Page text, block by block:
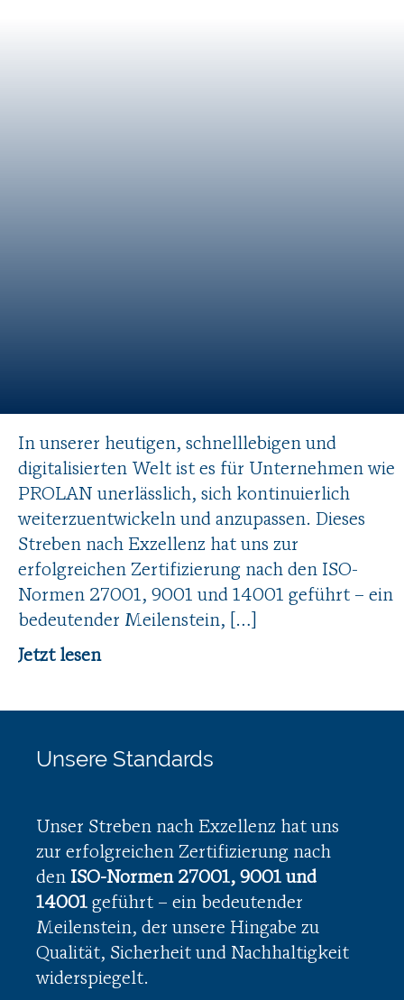
In unserer heutigen, schnelllebigen und
digitalisierten Welt ist es für Unternehmen wie
PROLAN unerlässlich, sich kontinuierlich
weiterzuentwickeln und anzupassen. Dieses
Streben nach Exzellenz hat uns zur
erfolgreichen Zertifizierung nach den ISO-
Normen 27001, 9001 und 14001 geführt – ein
bedeutender Meilenstein, […]
Jetzt lesen
Unsere Standards
Unser Streben nach Exzellenz hat uns
zur erfolgreichen Zertifizierung nach
den ISO-Normen 27001, 9001 und
14001 geführt – ein bedeutender
Meilenstein, der unsere Hingabe zu
Qualität, Sicherheit und Nachhaltigkeit
widerspiegelt.